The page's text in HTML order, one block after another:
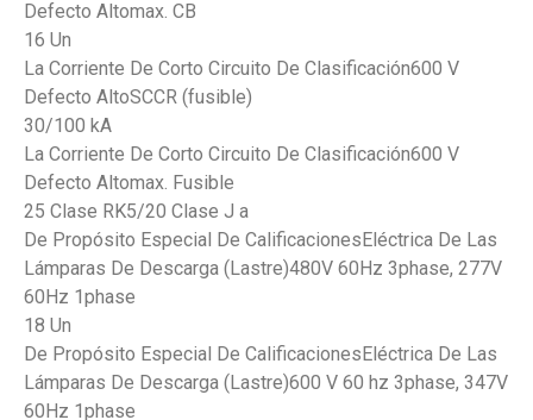
Defecto Altomax. CB
16 Un
La Corriente De Corto Circuito De Clasificación600 V
Defecto AltoSCCR (fusible)
30/100 kA
La Corriente De Corto Circuito De Clasificación600 V
Defecto Altomax. Fusible
25 Clase RK5/20 Clase J a
De Propósito Especial De CalificacionesEléctrica De Las
Lámparas De Descarga (Lastre)480V 60Hz 3phase, 277V
60Hz 1phase
18 Un
De Propósito Especial De CalificacionesEléctrica De Las
Lámparas De Descarga (Lastre)600 V 60 hz 3phase, 347V
60Hz 1phase